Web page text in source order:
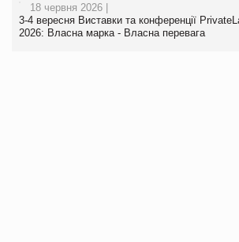
18 червня 2026 |
3-4 вересня Виставки та конференції
2026: Власна марка - Власна перевага